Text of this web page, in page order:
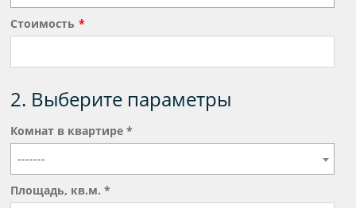
Стоимость
2. Выберите параметры
Комнат в квартире *
-------
Площадь, кв.м. *